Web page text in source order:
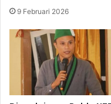
9 Februari 2026